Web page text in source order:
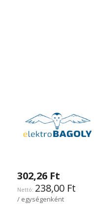
302,26 Ft
238,00 Ft
/ egységenként